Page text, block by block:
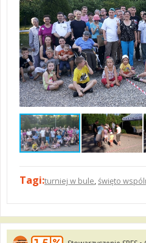
Tagi:turniej w bule,święto